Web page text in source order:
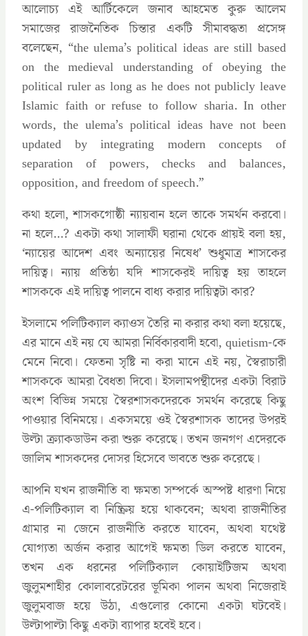
আলোচ্য এই আর্টিকেলে জনাব আহমেত কুরু আলেম
সমাজের রাজনৈতিক চিন্তার একটি সীমাবদ্ধতা প্রসেঙ্গ
বলেছেন, “the ulema’s political ideas are still based
on the medieval understanding of obeying the
political ruler as long as he does not publicly leave
Islamic faith or refuse to follow sharia. In other
words, the ulema’s political ideas have not been
updated by integrating modern concepts of
separation of powers, checks and balances,
opposition, and freedom of speech.”
কথা হলো, শাসকগোষ্ঠী ন্যায়বান হলে তাকে সমর্থন করবো।
না হলে…? একটা কথা সালাফী ঘরানা থেকে প্রায়ই বলা হয়,
‘ন্যায়ের আদেশ এবং অন্যায়ের নিষেধ’ শুধুমাত্র শাসকের
দায়িত্ব। ন্যায় প্রতিষ্ঠা যদি শাসকেরই দায়িত্ব হয় তাহলে
শাসককে এই দায়িত্ব পালনে বাধ্য করার দায়িত্বটা কার?
ইসলামে পলিটিক্যাল ক্যাওস তৈরি না করার কথা বলা হয়েছে,
এর মানে এই নয় যে আমরা নির্বিকারবাদী হবো, quietism-কে
মেনে নিবো। ফেতনা সৃষ্টি না করা মানে এই নয়, স্বৈরাচারী
শাসককে আমরা বৈধতা দিবো। ইসলামপন্থীদের একটা বিরাট
অংশ বিভিন্ন সময়ে স্বৈরশাসকদেরকে সমর্থন করেছে কিছু
পাওয়ার বিনিময়ে। একসময়ে ওই স্বৈরশাসক তাদের উপরই
উল্টা ক্র্যাকডাউন করা শুরু করেছে। তখন জনগণ এদেরকে
জালিম শাসকদের দোসর হিসেবে ভাবতে শুরু করেছে।
আপনি যখন রাজনীতি বা ক্ষমতা সম্পর্কে অস্পষ্ট ধারণা নিয়ে
এ-পলিটিক্যাল বা নিষ্ক্রিয় হয়ে থাকবেন; অথবা রাজনীতির
গ্রামার না জেনে রাজনীতি করতে যাবেন, অথবা যথেষ্ট
যোগ্যতা অর্জন করার আগেই ক্ষমতা ডিল করতে যাবেন,
তখন এক ধরনের পলিটিক্যাল কোয়াইটিজম অথবা
জুলুমশাহীর কোলাবরেটরের ভূমিকা পালন অথবা নিজেরাই
জুলুমবাজ হয়ে উঠা, এগুলোর কোনো একটা ঘটবেই।
উল্টাপাল্টা কিছু একটা ব্যাপার হবেই হবে।